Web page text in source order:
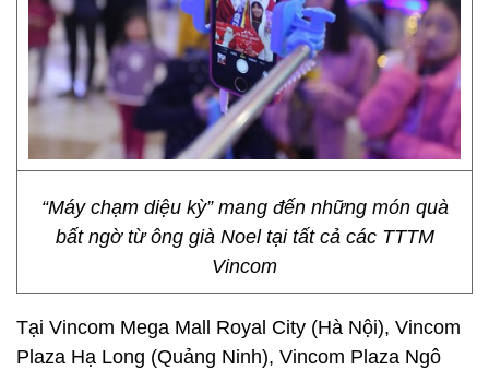
“Máy chạm diệu kỳ” mang đến những món quà
bất ngờ từ ông già Noel tại tất cả các TTTM
Vincom
Tại Vincom Mega Mall Royal City (Hà Nội), Vincom
Plaza Hạ Long (Quảng Ninh), Vincom Plaza Ngô